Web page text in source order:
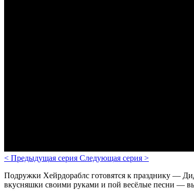
< Предыдущая серия Следующая серия >
Подружки Хейрдораблс готовятся к празднику —
вкусняшки своими руками и пой весёлые песни —